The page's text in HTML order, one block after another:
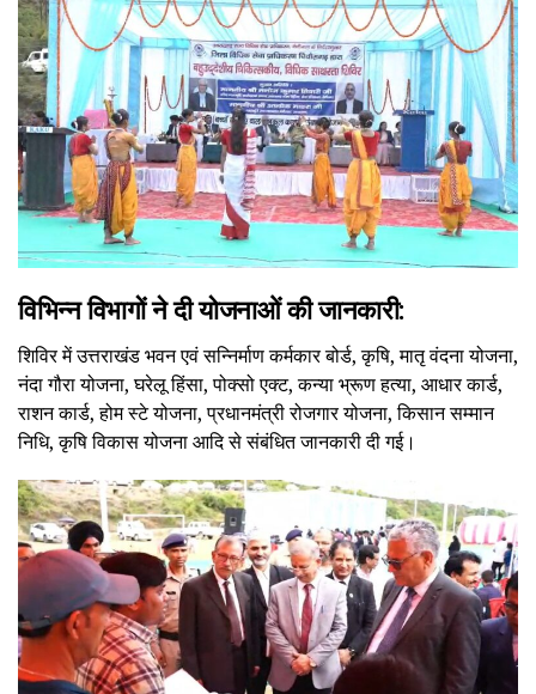
विभिन्न विभागों ने दी योजनाओं की जानकारी:
शिविर में उत्तराखंड भवन एवं सन्निर्माण कर्मकार बोर्ड, कृषि, मातृ वंदना योजना,
नंदा गौरा योजना, घरेलू हिंसा, पोक्सो एक्ट, कन्या भ्रूण हत्या, आधार कार्ड,
राशन कार्ड, होम स्टे योजना, प्रधानमंत्री रोजगार योजना, किसान सम्मान
निधि, कृषि विकास योजना आदि से संबंधित जानकारी दी गई।